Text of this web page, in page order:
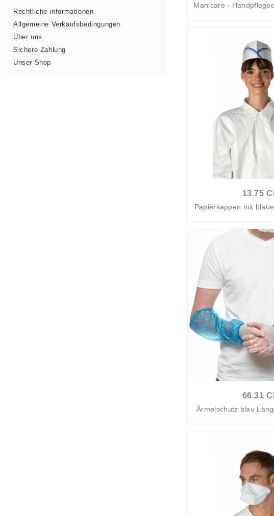
Rechtliche informationen
Allgemeine Verkaufsbedingungen
Über uns
Sichere Zahlung
Unser Shop
Manicare -
13.75
Papierkappen mit
66.31
Ärmelschutz blau